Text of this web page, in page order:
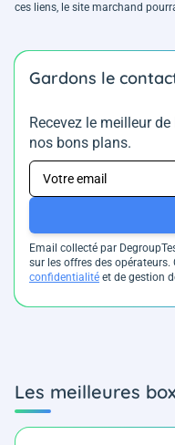
ces liens, le site marchand
Gardons le
Recevez le meilleur
nos bons plans.
Email collecté par
sur les offres des opérateurs.
confidentialité et de gestion
Les meilleures